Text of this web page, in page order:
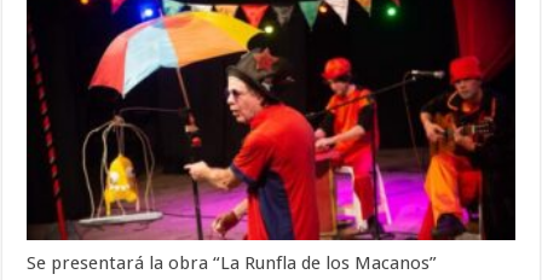
Se presentará la obra “La Runfla de los Macanos”